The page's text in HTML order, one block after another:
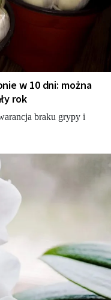
w 10 dni: można
rok
braku grypy i